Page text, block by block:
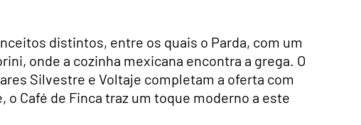
distintos, entre os quais o Parda, com um
onde a cozinha mexicana encontra a grega. O
Silvestre e Voltaje completam a oferta com
Café de Finca traz um toque moderno a este